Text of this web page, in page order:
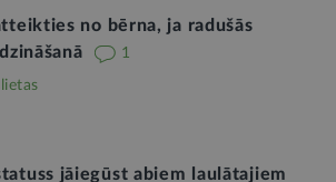
no bērna, ja radušās
1
jāiegūst abiem laulātajiem